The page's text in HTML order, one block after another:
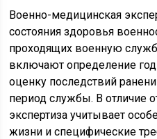
Военно-медицинская
состояния здоровья
проходящих военную
включают определение
оценку последствий
период службы. В отличие
экспертиза учитывает
жизни и специфические